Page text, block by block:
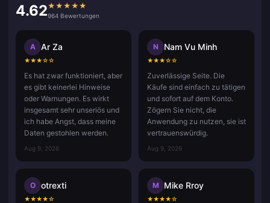
4.62★ ★ ★ ★ ★
964 Bewertungen
A Ar Za
★★★☆☆
Es hat zwar funktioniert, aber
es gibt keinerlei Hinweise
oder Warnungen. Es wirkt
insgesamt sehr unseriös und
ich habe Angst, dass meine
Daten gestohlen werden.
Aug 9, 2026
N Nam Vu Minh
★★★☆☆
Zuverlässige Seite. Die
Käufe sind einfach zu tätigen
und sofort auf dem Konto.
Zögern Sie nicht, die
Anwendung zu nutzen, sie ist
vertrauenswürdig.
Aug 9, 2026
O otrexti
★★★★☆
M Mike Rroy
★★★★☆